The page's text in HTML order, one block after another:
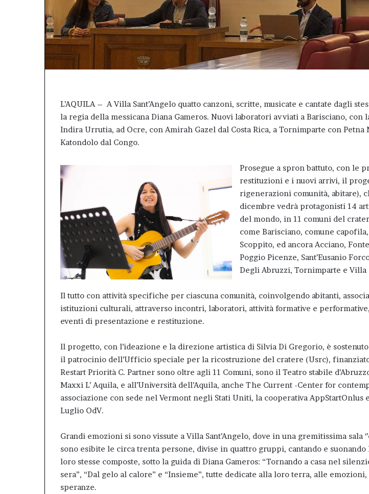
L’AQUILA – A Villa Sant’Angelo quatto canzoni, scritte, musicate e cantate dagli
la regia della messicana Diana Gameros. Nuovi laboratori avviati a Barisciano, con
Indira Urrutia, ad Ocre, con Amirah Gazel dal Costa Rica, a Tornimparte con Petna
Katondolo dal Congo.
Prosegue a spron battuto, con le
restituzioni e i nuovi arrivi, il
rigenerazioni comunità, abitare),
dicembre vedrà protagonisti 14
del mondo, in 11 comuni del
come Barisciano, comune capofila,
Scoppito, ed ancora Acciano,
Poggio Picenze, Sant’Eusanio
Degli Abruzzi, Tornimparte e Villa
Il tutto con attività specifiche per ciascuna comunità, coinvolgendo abitanti,
istituzioni culturali, attraverso incontri, laboratori, attività formative e
eventi di presentazione e restituzione.
ll progetto, con l’ideazione e la direzione artistica di Silvia Di Gregorio, è
il patrocinio dell’Ufficio speciale per la ricostruzione del cratere (Usrc),
Restart Priorità C. Partner sono oltre agli 11 Comuni, sono il Teatro stabile
Maxxi L’ Aquila, e all’Università dell’Aquila, anche The Current -Center for
associazione con sede nel Vermont negli Stati Uniti, la cooperativa AppStartOnlus
Luglio OdV.
Grandi emozioni si sono vissute a Villa Sant’Angelo, dove in una gremitissima sala
sono esibite le circa trenta persone, divise in quattro gruppi, cantando e suonando
loro stesse composte, sotto la guida di Diana Gameros: “Tornando a casa nel
sera”, “Dal gelo al calore” e “Insieme”, tutte dedicate alla loro terra, alle
speranze.